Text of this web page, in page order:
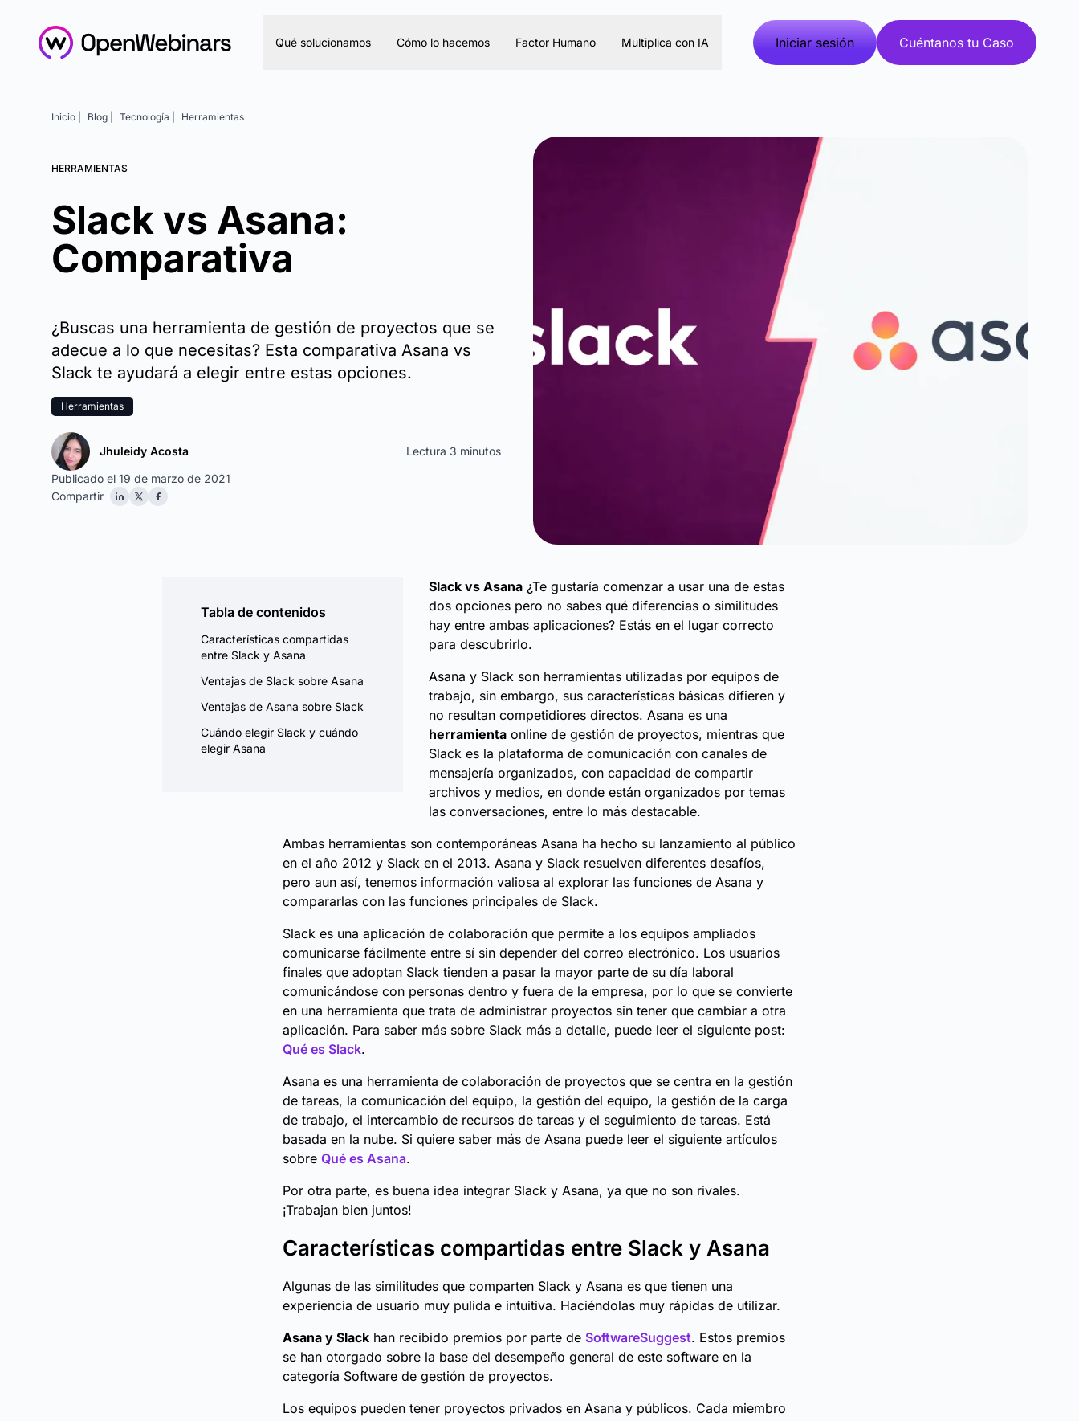
Qué solucionamos Cómo lo hacemos Factor Humano Multiplica con IA Iniciar sesión Cuéntanos tu Caso
Inicio | Blog | Tecnología | Herramientas
HERRAMIENTAS
Slack vs Asana:
Comparativa
¿Buscas una herramienta de gestión de proyectos que se
adecue a lo que necesitas? Esta comparativa Asana vs
Slack te ayudará a elegir entre estas opciones.
Herramientas
Jhuleidy Acosta
Lectura 3 minutos
Publicado el 19 de marzo de 2021
Compartir
Tabla de contenidos
Características compartidas
entre Slack y Asana
Ventajas de Slack sobre Asana
Ventajas de Asana sobre Slack
Cuándo elegir Slack y cuándo
elegir Asana
Slack vs Asana ¿Te gustaría comenzar a usar una de estas
dos opciones pero no sabes qué diferencias o similitudes
hay entre ambas aplicaciones? Estás en el lugar correcto
para descubrirlo.
Asana y Slack son herramientas utilizadas por equipos de
trabajo, sin embargo, sus características básicas difieren y
no resultan competidiores directos. Asana es una
herramienta online de gestión de proyectos, mientras que
Slack es la plataforma de comunicación con canales de
mensajería organizados, con capacidad de compartir
archivos y medios, en donde están organizados por temas
las conversaciones, entre lo más destacable.
Ambas herramientas son contemporáneas Asana ha hecho su lanzamiento al público
en el año 2012 y Slack en el 2013. Asana y Slack resuelven diferentes desafíos,
pero aun así, tenemos información valiosa al explorar las funciones de Asana y
compararlas con las funciones principales de Slack.
Slack es una aplicación de colaboración que permite a los equipos ampliados
comunicarse fácilmente entre sí sin depender del correo electrónico. Los usuarios
finales que adoptan Slack tienden a pasar la mayor parte de su día laboral
comunicándose con personas dentro y fuera de la empresa, por lo que se convierte
en una herramienta que trata de administrar proyectos sin tener que cambiar a otra
aplicación. Para saber más sobre Slack más a detalle, puede leer el siguiente post:
Qué es Slack.
Asana es una herramienta de colaboración de proyectos que se centra en la gestión
de tareas, la comunicación del equipo, la gestión del equipo, la gestión de la carga
de trabajo, el intercambio de recursos de tareas y el seguimiento de tareas. Está
basada en la nube. Si quiere saber más de Asana puede leer el siguiente artículos
sobre Qué es Asana.
Por otra parte, es buena idea integrar Slack y Asana, ya que no son rivales.
¡Trabajan bien juntos!
Características compartidas entre Slack y Asana
Algunas de las similitudes que comparten Slack y Asana es que tienen una
experiencia de usuario muy pulida e intuitiva. Haciéndolas muy rápidas de utilizar.
Asana y Slack han recibido premios por parte de SoftwareSuggest. Estos premios
se han otorgado sobre la base del desempeño general de este software en la
categoría Software de gestión de proyectos.
Los equipos pueden tener proyectos privados en Asana y públicos. Cada miembro